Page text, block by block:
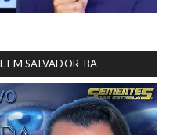
EM SALVADOR-BA